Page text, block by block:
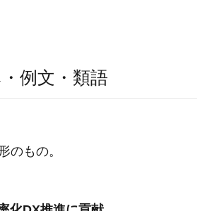
例文・類語
のもの。